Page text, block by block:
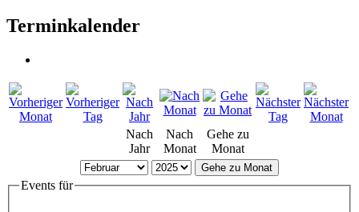
Terminkalender
Nach
Jahr
Nach
Monat
Gehe zu
Monat
Gehe zu Monat
Events für